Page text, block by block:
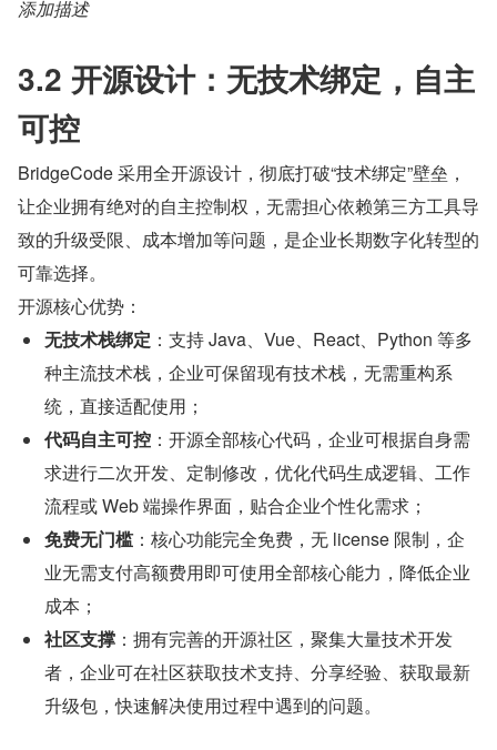
添加描述
3.2 开源设计：无技术绑定，自主
可控
BridgeCode 采用全开源设计，彻底打破“技术绑定”壁垒，
让企业拥有绝对的自主控制权，无需担心依赖第三方工具导
致的升级受限、成本增加等问题，是企业长期数字化转型的
可靠选择。
开源核心优势：
无技术栈绑定 ：支持 Java、Vue、React、Python 等多
种主流技术栈，企业可保留现有技术栈，无需重构系
统，直接适配使用；
代码自主可控 ：开源全部核心代码，企业可根据自身需
求进行二次开发、定制修改，优化代码生成逻辑、工作
流程或 Web 端操作界面，贴合企业个性化需求；
免费无门槛：核心功能完全免费，无 license 限制，企
业无需支付高额费用即可使用全部核心能力，降低企业
成本；
社区支撑 ：拥有完善的开源社区，聚集大量技术开发
者，企业可在社区获取技术支持、分享经验、获取最新
升级包，快速解决使用过程中遇到的问题。